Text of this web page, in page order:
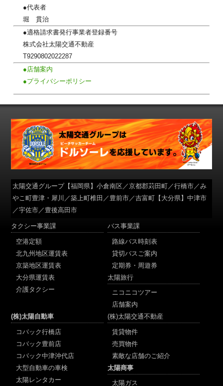
●代表者
堀 貫治
●適格請求書発行事業者登録番号
株式会社太陽交通不動産
T9290802022287
●店舗案内
●プライバシーポリシー
太陽交通グループ【福岡県】小倉南区／京都郡苅田町／行橋市／み
やこ町豊津・犀川／築上町椎田／豊前市／吉富町【大分県】中津市
／宇佐市／豊後高田市
タクシー事業課
空港定額
北九州地区運賃表
京築地区運賃表
大分県運賃表
介護タクシー
バス事業課
路線バス時刻表
貸切バスご案内
定期券・周遊券
太陽旅行
ニコニコツアー
店舗案内
(株)太陽自動車
コバック行橋店
コバック豊前店
コバック中津沖代店
大型自動車の車検
太陽レンタカー
(株)太陽交通不動産
賃貸物件
売買物件
素敵な店舗のご紹介
太陽商事
太陽ガス